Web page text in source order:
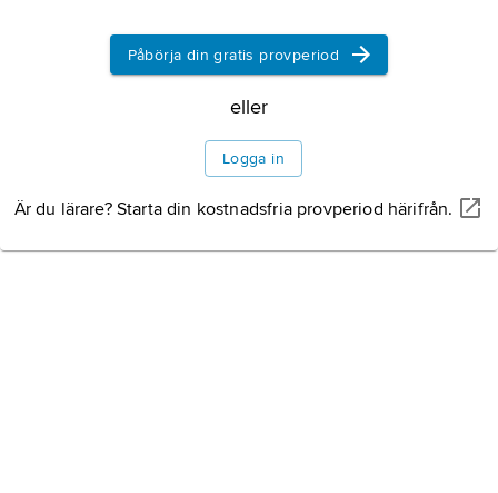
Påbörja din gratis provperiod
eller
Logga in
Är du lärare? Starta din kostnadsfria provperiod härifrån.